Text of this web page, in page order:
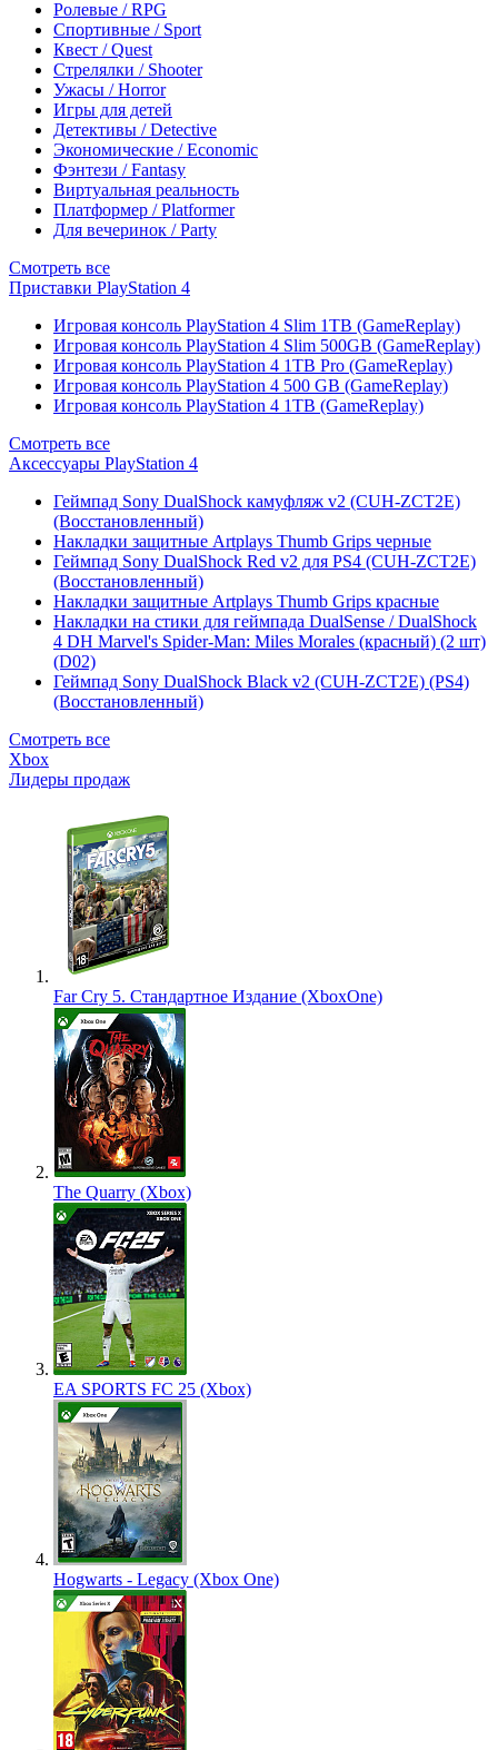
Ролевые / RPG
Спортивные / Sport
Квест / Quest
Стрелялки / Shooter
Ужасы / Horror
Игры для детей
Детективы / Detective
Экономические / Economic
Фэнтези / Fantasy
Виртуальная реальность
Платформер / Platformer
Для вечеринок / Party
Смотреть все
Приставки PlayStation 4
Игровая консоль PlayStation 4 Slim 1TB (GameReplay)
Игровая консоль PlayStation 4 Slim 500GB (GameReplay)
Игровая консоль PlayStation 4 1TB Pro (GameReplay)
Игровая консоль PlayStation 4 500 GB (GameReplay)
Игровая консоль PlayStation 4 1TB (GameReplay)
Смотреть все
Аксессуары PlayStation 4
Геймпад Sony DualShock камуфляж v2 (CUH-ZCT2E)
(Восстановленный)
Накладки защитные Artplays Thumb Grips черные
Геймпад Sony DualShock Red v2 для PS4 (CUH-ZCT2E)
(Восстановленный)
Накладки защитные Artplays Thumb Grips красные
Накладки на стики для геймпада DualSense / DualShock
4 DH Marvel's Spider-Man: Miles Morales (красный) (2 шт)
(D02)
Геймпад Sony DualShock Black v2 (CUH-ZCT2E) (PS4)
(Восстановленный)
Смотреть все
Xbox
Лидеры продаж
Far Cry 5. Стандартное Издание (XboxOne)
The Quarry (Xbox)
EA SPORTS FC 25 (Xbox)
Hogwarts - Legacy (Xbox One)